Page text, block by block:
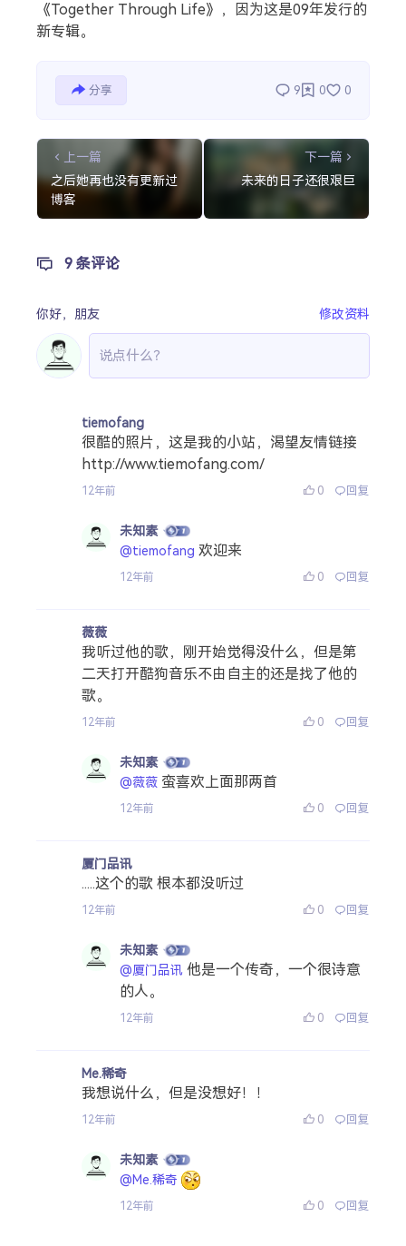
《Together Through Life》，因为这是09年发行的
新专辑。
分享 9 0 0
上一篇
之后她再也没有更新过
博客
下一篇
未来的日子还很艰巨
9 条评论
你好， 朋友 修改资料
tiemofang
很酷的照片，这是我的小站，渴望友情链接
http://www.tiemofang.com/
12年前 0 回复
未知素
@tiemofang 欢迎来
12年前 0 回复
薇薇
我听过他的歌，刚开始觉得没什么，但是第
二天打开酷狗音乐不由自主的还是找了他的
歌。
12年前 0 回复
未知素
@薇薇 蛮喜欢上面那两首
12年前 0 回复
厦门品讯
.....这个的歌 根本都没听过
12年前 0 回复
未知素
@厦门品讯 他是一个传奇，一个很诗意
的人。
12年前 0 回复
Me.稀奇
我想说什么，但是没想好！！
12年前 0 回复
未知素
@Me.稀奇
12年前 0 回复